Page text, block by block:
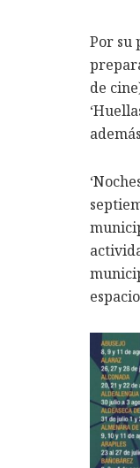
Por su
de